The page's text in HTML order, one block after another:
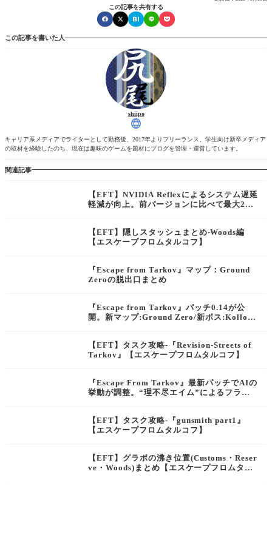
この記事を共有する
この記事を書いた人
shiipo
キャリア系メディアでライターとして勤務後、2017年よりフリーランス。学生向け新卒メディア
の取材を経験したのち、現在は趣味のゲームを題材にブログを管理・運営しています。
関連記事
【EFT】NVIDIA Reflexによるシステム遅延
軽減が向上。前バージョンに比べて最大2
【EFT】隠しスタッシュまとめ-Woods編
【エスケープフロムタルコフ】
『Escape from Tarkov』マップ：Ground
Zeroの脱出口まとめ
『Escape from Tarkov』パッチ0.14が公
開。新マップ:Ground Zero/新ボス:Kollont
【EFT】タスク攻略-『Revision-Streets of
Tarkov』【エスケープフロムタルコフ】
『Escape From Tarkov』最新パッチでAIの
挙動が調整。“理不尽エイム”によるフラス
【EFT】タスク攻略-『gunsmith part1』
【エスケープフロムタルコフ】
【EFT】グラボの沸き位置(Customs・Reser
ve・Woods)まとめ【エスケープフロムタル